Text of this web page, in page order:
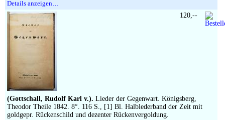
Details anzeigen…
(Gottschall, Rudolf Karl v.). Lieder der Gegenwart. Königsberg,
Theodor Theile 1842. 8°. 116 S., [1] Bl. Halblederband der Zeit mit
goldgepr. Rückenschild und dezenter Rückenvergoldung.
120,--